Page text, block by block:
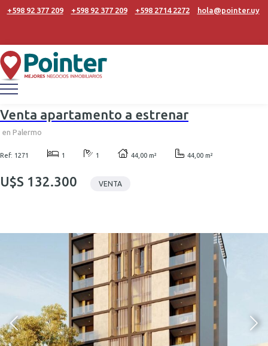
+598 92 377 209 +598 92 377 209 +598 2714 2272 hola@pointer.uy
Venta apartamento a estrenar
en Palermo
Ref: 1271 1 1 44,00 m² 44,00 m²
U$S 132.300 VENTA